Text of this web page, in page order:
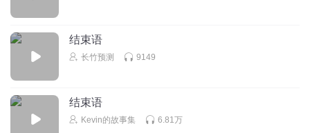
结束语
长竹预测 9149
结束语
Kevin的故事集 6.81万